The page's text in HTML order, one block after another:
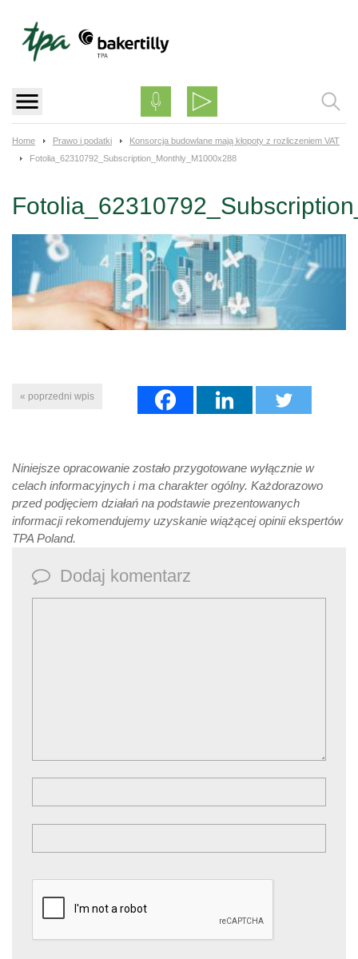
content
Home Prawo i podatki
Konsorcja budowlane mają kłopoty z rozliczeniem VAT
Fotolia_62310792_Subscription_Monthly_M1000x288
« poprzedni wpis
Niniejsze opracowanie zostało przygotowane wyłącznie w
celach informacyjnych i ma charakter ogólny. Każdorazowo
przed podjęciem działań na podstawie prezentowanych
informacji rekomendujemy uzyskanie wiążącej opinii ekspertów
TPA Poland.
Dodaj komentarz